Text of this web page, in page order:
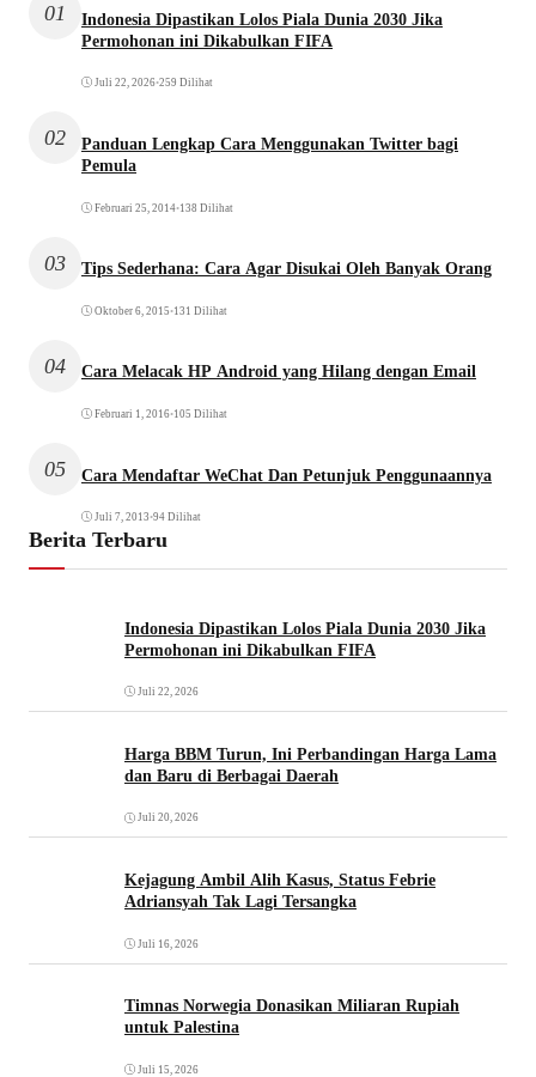
01
Indonesia Dipastikan Lolos Piala Dunia 2030 Jika
Permohonan ini Dikabulkan FIFA
Juli 22, 2026•259 Dilihat
02
Panduan Lengkap Cara Menggunakan Twitter bagi
Pemula
Februari 25, 2014•138 Dilihat
03 Tips Sederhana: Cara Agar Disukai Oleh Banyak Orang
Oktober 6, 2015 •131 Dilihat
04 Cara Melacak HP Android yang Hilang dengan Email
Februari 1, 2016•105 Dilihat
05 Cara Mendaftar WeChat Dan Petunjuk Penggunaannya
Juli 7, 2013 •94 Dilihat
Berita Terbaru
Indonesia Dipastikan Lolos Piala Dunia 2030 Jika
Permohonan ini Dikabulkan FIFA
Juli 22, 2026
Harga BBM Turun, Ini Perbandingan Harga Lama
dan Baru di Berbagai Daerah
Juli 20, 2026
Kejagung Ambil Alih Kasus, Status Febrie
Adriansyah Tak Lagi Tersangka
Juli 16, 2026
Timnas Norwegia Donasikan Miliaran Rupiah
untuk Palestina
Juli 15, 2026